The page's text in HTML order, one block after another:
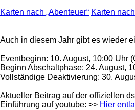
Karten nach „Abenteuer“ Karten
Auch in diesem Jahr gibt es wieder
Eventbeginn: 10. August, 10:00 Uhr
Beginn Abschaltphase: 24. August,
Vollständige Deaktivierung: 30.
Aktueller Beitrag auf der offiziellen
Einführung auf youtube: >> Hier